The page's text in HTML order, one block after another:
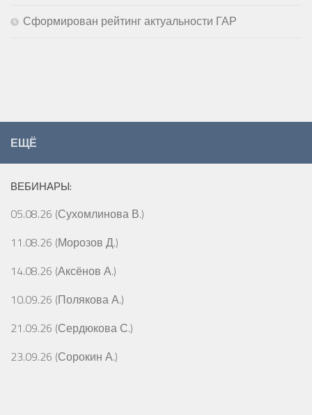
Сформирован рейтинг актуальности ГАР
ЕЩЁ
ВЕБИНАРЫ:
05.08.26 (Сухомлинова В.)
11.08.26 (Морозов Д.)
14.08.26 (Аксёнов А.)
10.09.26 (Полякова А.)
21.09.26 (Сердюкова С.)
23.09.26 (Сорокин А.)